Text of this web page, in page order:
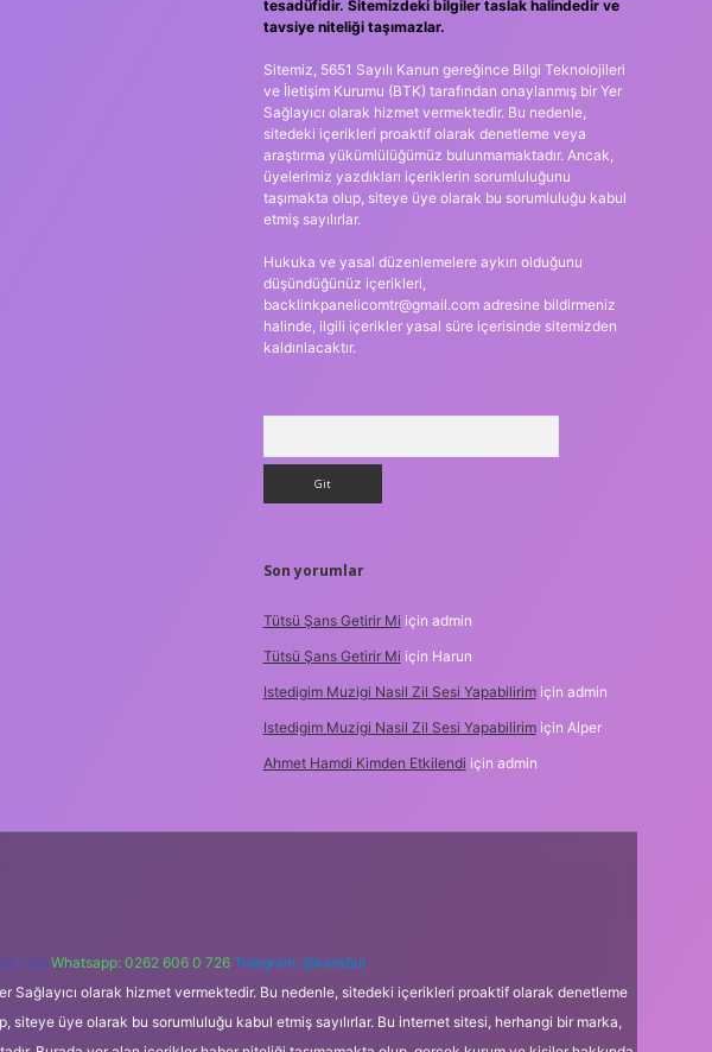
tesadüfidir. Sitemizdeki bilgiler taslak halindedir ve
tavsiye niteliği taşımazlar.
Sitemiz, 5651 Sayılı Kanun gereğince Bilgi Teknolojileri
ve İletişim Kurumu (BTK) tarafından onaylanmış bir Yer
Sağlayıcı olarak hizmet vermektedir. Bu nedenle,
sitedeki içerikleri proaktif olarak denetleme veya
araştırma yükümlülüğümüz bulunmamaktadır. Ancak,
üyelerimiz yazdıkları içeriklerin sorumluluğunu
taşımakta olup, siteye üye olarak bu sorumluluğu kabul
etmiş sayılırlar.
Hukuka ve yasal düzenlemelere aykırı olduğunu
düşündüğünüz içerikleri,
backlinkpanelicomtr@gmail.comadresine bildirmeniz
halinde, ilgili içerikler yasal süre içerisinde sitemizden
kaldırılacaktır.
Son yorumlar
Tütsü Şans Getirir Mi için admin
Tütsü Şans Getirir Mi için Harun
Istedigim Muzigi Nasil Zil Sesi Yapabilirimiçin admin
Istedigim Muzigi Nasil Zil Sesi Yapabilirimiçin Alper
Ahmet Hamdi Kimden Etkilendi için admin
Whatsapp: 0262 606 0 726 Telegram: @karabul
Sağlayıcı olarak hizmet vermektedir. Bu nedenle, sitedeki içerikleri proaktif olarak denetleme
üye olarak bu sorumluluğu kabul etmiş sayılırlar. Bu internet sitesi, herhangi bir marka,